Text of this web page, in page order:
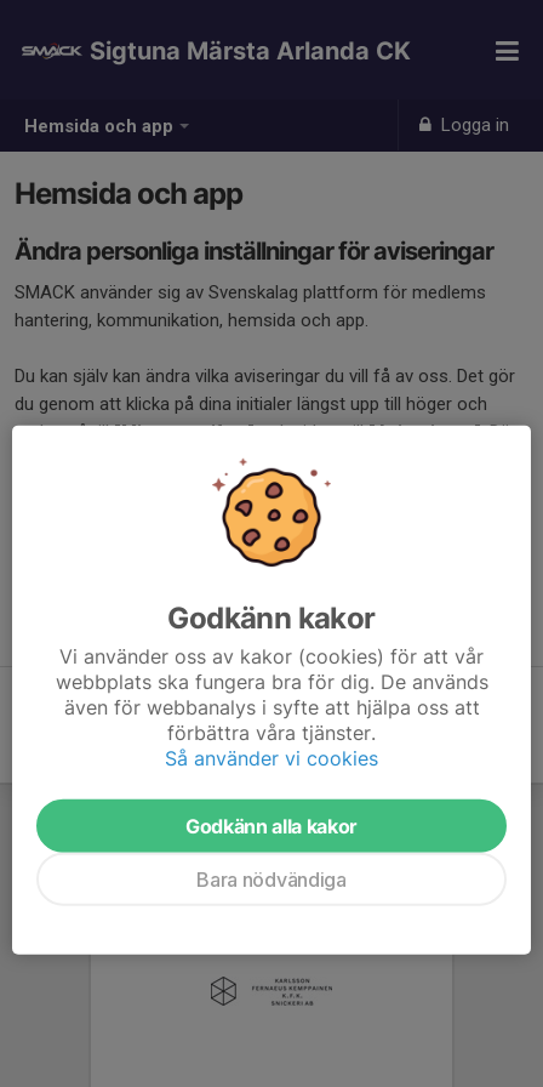
Hemsida och app Logga in
Sigtuna Märsta Arlanda CK
Hemsida och app
Ändra personliga inställningar för aviseringar
SMACK använder sig av Svenskalag plattform för medlems
hantering, kommunikation, hemsida och app.
Du kan själv kan ändra vilka aviseringar du vill få av oss. Det gör
du genom att klicka på dina initialer längst upp till höger och
sedan gå till”Mina uppgifter”och vidare till”Aviseringar”. Där
kan du enkelt välja vilka mejl och aviseringar du vill få – och hur
Du hittar också en mer utförlig lathund under
Godkänn kakor
Vi använder oss av kakor (cookies) för att vår
webbplats ska fungera bra för dig. De används
även för webbanalys i syfte att hjälpa oss att
förbättra våra tjänster.
Så använder vi cookies
Godkänn alla kakor
Bara nödvändiga